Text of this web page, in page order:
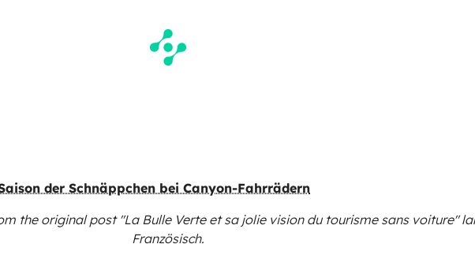
der Schnäppchen bei Canyon-Fahrrädern
the originalpost "La Bulle Verte et sa jolie vision du tourisme sans voiture"
Französisch.